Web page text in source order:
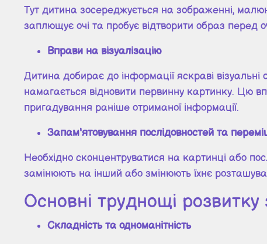
Тут дитина зосереджується на зображенні,
заплющує очі та пробує відтворити образ перед
Вправи на візуалізацію
Дитина добирає до інформації яскраві
намагається відновити первинну картинку. Цю
пригадування раніше отриманої інформації.
Запам'ятовування послідовностей та
Необхідно сконцентруватися на картинці або
замінюють на інший або змінюють їхнє
Основні труднощі розвитку
Складність та одноманітність